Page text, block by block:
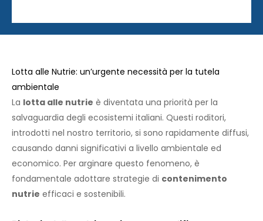
Lotta alle Nutrie: un’urgente necessità per la tutela
ambientale
La lotta alle nutrie è diventata una priorità per la
salvaguardia degli ecosistemi italiani. Questi roditori,
introdotti nel nostro territorio, si sono rapidamente diffusi,
causando danni significativi a livello ambientale ed
economico. Per arginare questo fenomeno, è
fondamentale adottare strategie di contenimento
nutrie efficaci e sostenibili.